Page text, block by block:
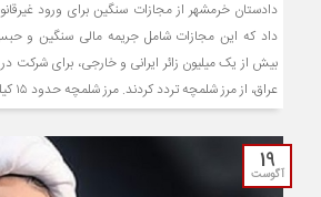
دادستان خرمشهر از مجازات سنگین برای ورود
داد که این مجازات شامل جریمه مالی سنگین و
بیش از یک میلیون زائر ایرانی و خارجی، برای شرکت
عراق، از مرز شلمچه تردد کردند. مرز شلمچه حدود ۱۵ کیلومتر با خرمشهر فاصله [...]
19
آگوست